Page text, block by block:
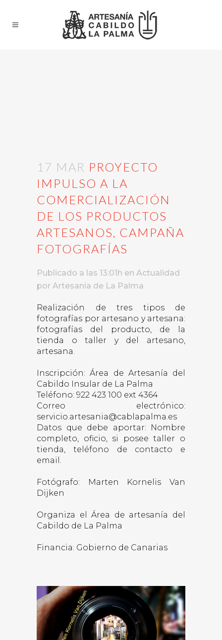
17 MAR PROYECTO
IMPULSO A LA
COMERCIALIZACIÓN
DE LOS PRODUCTOS
ARTESANOS, CAMPAÑA
FOTOGRAFÍAS
Publicado a las 13:01h en Actualidad
por Artesanía de La Palma
Realización de tres tipos de
fotografías por artesano y artesana:
fotografías del producto, de la
tienda o taller y del artesano,
artesana.
Inscripción: Área de Artesanía del
Cabildo Insular de La Palma
Teléfono: 922 423 100 ext 4364
Correo electrónico:
servicio.artesania@cablapalma.es
Datos que debe aportar: Nombre
completo, oficio, si posee taller o
tienda, teléfono de contacto e
email.
Fotógrafo: Marten Kornelis Van
Dijken
Organiza el Área de artesanía del
Cabildo de La Palma
Financia: Gobierno de Canarias